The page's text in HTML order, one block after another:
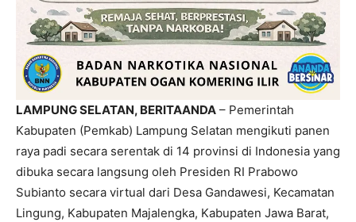
LAMPUNG SELATAN, BERITAANDA – Pemerintah
Kabupaten (Pemkab) Lampung Selatan mengikuti panen
raya padi secara serentak di 14 provinsi di Indonesia yang
dibuka secara langsung oleh Presiden RI Prabowo
Subianto secara virtual dari Desa Gandawesi, Kecamatan
Lingung, Kabupaten Majalengka, Kabupaten Jawa Barat,